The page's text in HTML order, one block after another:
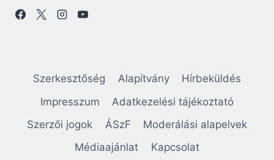
Szerkesztőség Alapítvány
Hírbeküldés
Impresszum
Adatkezelési tájékoztató
Szerzői jogok
ÁSzF
Moderálási alapelvek
Médiaajánlat
Kapcsolat